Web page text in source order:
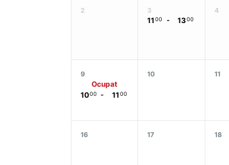
2 3
1100 - 1300
4
9
Ocupat
1000 - 1100
10 11
16 17 18